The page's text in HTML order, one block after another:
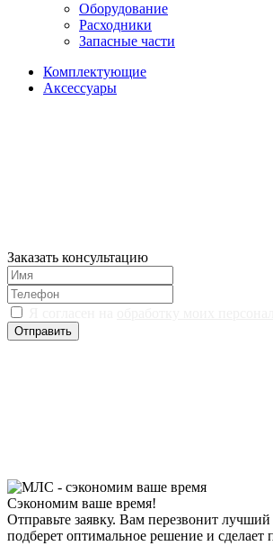
Оборудование
Расходники
Запасные части
Комплектующие
Аксессуары
Заказать консультацию
Отправить
Сэкономим ваше время!
Отправьте заявку. Вам перезвонит
подберет оптимальное решение и сделает